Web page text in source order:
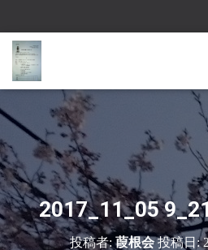
2017_11_05
投稿者:葭根会投稿日: